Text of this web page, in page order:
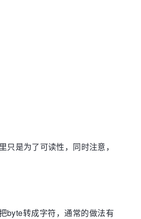
是为了可读性，同时注意，
byte转成字符，通常的做法有